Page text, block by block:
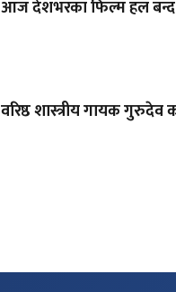
आज देशभरका फिल्म हल बन्द
वरिष्ठ शास्त्रीय गायक